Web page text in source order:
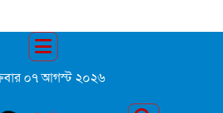
০৭ আগস্ট ২০২৬